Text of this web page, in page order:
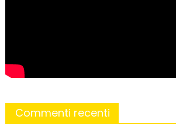
Commenti recenti